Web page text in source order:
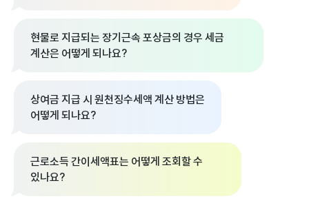
현물로 지급되는 장기근속 포상금의 경우 세금
계산은 어떻게 되나요?
상여금 지급 시 원천징수세액 계산 방법은
어떻게 되나요?
근로소득 간이세액표는 어떻게 조회할 수
있나요?